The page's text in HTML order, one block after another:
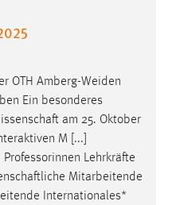
OTH Amberg-Weiden
Ein besonderes
am 25. Oktober
M [...]
Lehrkräfte
Mitarbeitende
Internationales*